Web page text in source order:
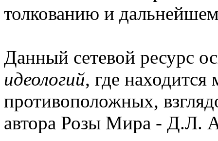
толкованию и
Данный сетевой ресурс
идеологий, где находится
противоположных,
автора Розы Мира - Д.Л.